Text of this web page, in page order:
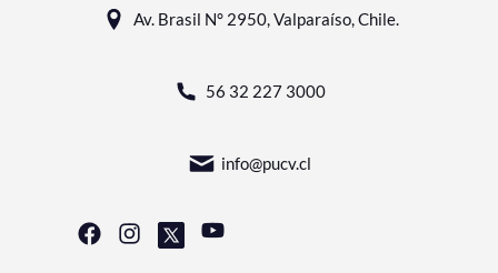
Av. Brasil N° 2950, Valparaíso, Chile.
56 32 227 3000
info@pucv.cl